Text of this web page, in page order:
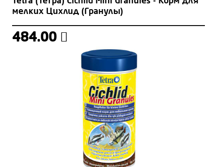
мелких Цихлид (Гранулы)
484.00